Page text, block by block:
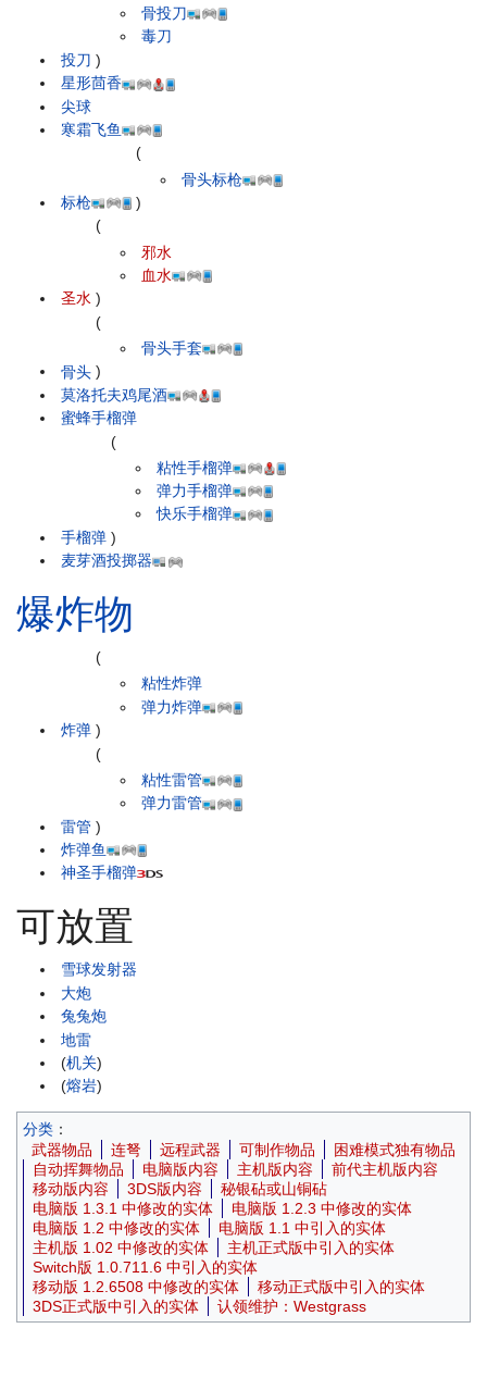
投刀
骨投刀
毒刀
)
星形茴香
尖球
寒霜飞鱼
标枪
(
骨头标枪
)
圣水
(
邪水
血水
)
骨头
(
骨头手套
)
莫洛托夫鸡尾酒
蜜蜂手榴弹
手榴弹
(
粘性手榴弹
弹力手榴弹
快乐手榴弹
)
麦芽酒投掷器
爆炸物
炸弹
(
粘性炸弹
弹力炸弹
)
雷管
(
粘性雷管
弹力雷管
)
炸弹鱼
神圣手榴弹
可放置
雪球发射器
大炮
兔兔炮
地雷
(机关)
(熔岩)
分类 ：
武器物品
连弩 远程武器 可制作物品
困难模式独有物品
自动挥舞物品
电脑版内容 主机版内容
前代主机版内容
移动版内容
3DS版内容
秘银砧或山铜砧
电脑版 1.3.1 中修改的实体
电脑版 1.2.3 中修改的实体
电脑版 1.2 中修改的实体
电脑版 1.1 中引入的实体
主机版 1.02 中修改的实体
主机正式版中引入的实体
Switch版 1.0.711.6 中引入的实体
移动版 1.2.6508 中修改的实体
移动正式版中引入的实体
3DS正式版中引入的实体
认领维护：Westgrass